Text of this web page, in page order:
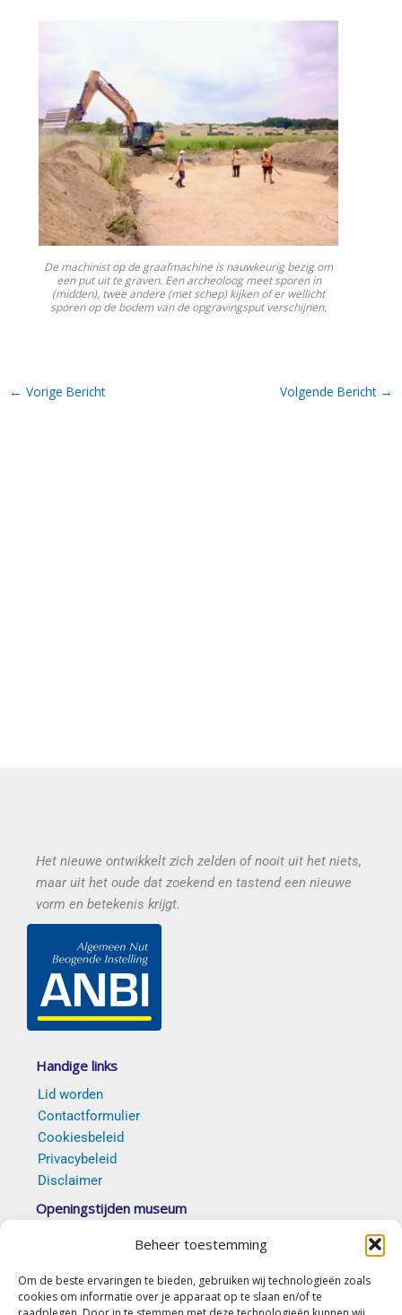
Beheer toestemming
Om de beste ervaringen te bieden, gebruiken wij technologieën zoals
cookies om informatie over je apparaat op te slaan en/of te
De machinist op de graafmachine is nauwkeurig bezig om
een put uit te graven. Een archeoloog meet sporen in
(midden), twee andere (met schep) kijken of er wellicht
sporen op de bodem van de opgravingsput verschijnen.
← Vorige Bericht Volgende Bericht →
Het nieuwe ontwikkelt zich zelden of nooit uit het niets,
maar uit het oude dat zoekend en tastend een nieuwe
vorm en betekenis krijgt.
Handige links
Lid worden
Contactformulier
Cookiesbeleid
Privacybeleid
Disclaimer
Openingstijden museum
derde zondag van de maand tussen 14.00 en 16.30
(c) Stichting Erfgoed Goirle “De Vyer Heertganghen”